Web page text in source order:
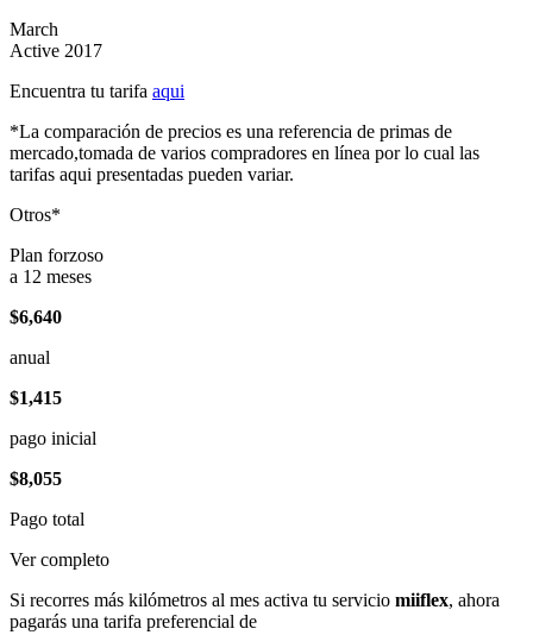
March
Active 2017
Encuentra tu tarifa aqui
*La comparación de precios es una referencia de primas de
mercado,tomada de varios compradores en línea por lo cual las
tarifas aqui presentadas pueden variar.
Otros*
Plan forzoso
a 12 meses
$6,640
anual
$1,415
pago inicial
$8,055
Pago total
Ver completo
Si recorres más kilómetros al mes activa tu servicio miiflex, ahora
pagarás una tarifa preferencial de